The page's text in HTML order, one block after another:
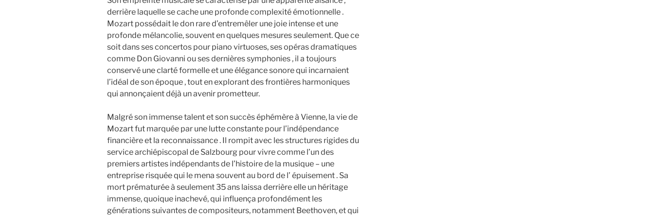
derrière laquelle se cache une profonde complexité émotionnelle .
Mozart possédait le don rare d’entremêler une joie intense et une
profonde mélancolie, souvent en quelques mesures seulement. Que ce
soit dans ses concertos pour piano virtuoses, ses opéras dramatiques
comme Don Giovanni ou ses dernières symphonies , il a toujours
conservé une clarté formelle et une élégance sonore qui incarnaient
l’idéal de son époque , tout en explorant des frontières harmoniques
qui annonçaient déjà un avenir prometteur.
Malgré son immense talent et son succès éphémère à Vienne, la vie de
Mozart fut marquée par une lutte constante pour l’indépendance
financière et la reconnaissance . Il rompit avec les structures rigides du
service archiépiscopal de Salzbourg pour vivre comme l’un des
premiers artistes indépendants de l’histoire de la musique – une
entreprise risquée qui le mena souvent au bord de l’ épuisement . Sa
mort prématurée à seulement 35 ans laissa derrière elle un héritage
immense, quoique inachevé, qui influença profondément les
générations suivantes de compositeurs, notamment Beethoven, et qui